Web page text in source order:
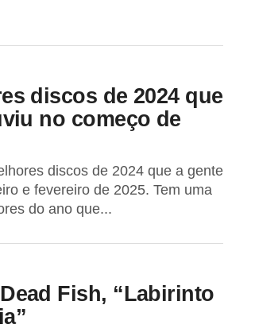
discos de 2024 que
no começo de
discos de 2024 que a gente
e fevereiro de 2025. Tem uma
do ano que...
Fish, “Labirinto